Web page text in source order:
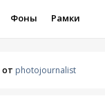
Фоны Рамки
от photojournalist